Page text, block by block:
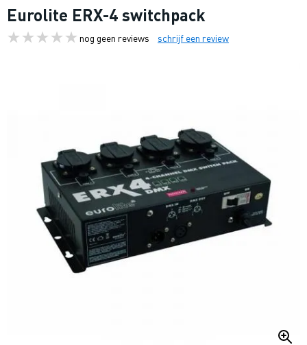
Eurolite ERX-4 switchpack
nog geen reviews schrijf een review